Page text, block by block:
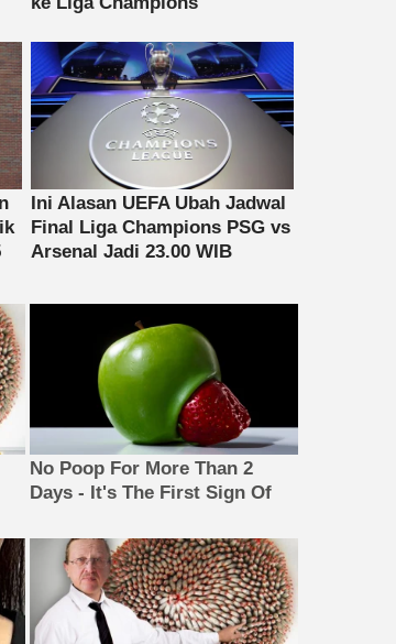
No Poop For More Than 2
Days - It's The First Sign Of